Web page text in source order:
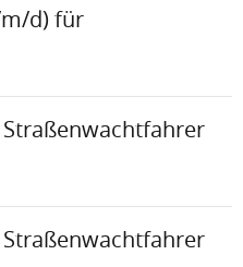
d) für